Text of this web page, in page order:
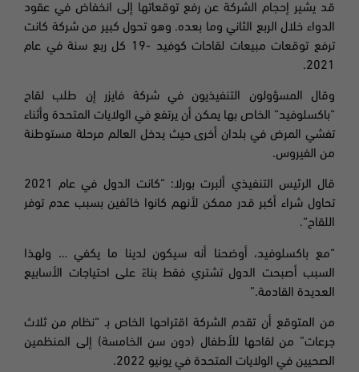
قد يشير إحجام الشركة عن رفع توقعاتها إلى انخفاض في عقود
الدواء خلال الربع الثاني وما بعده. وهو تحول كبير من شركة كانت
ترفع توقعات مبيعات لقاحات كوفيد -19
كل ربع سنة في عام
2021.
وقال المسؤولون التنفيذيون في شركة فايزر إن طلب لقاح
“باكسلوفيد“ الخاص بها يمكن أن يرتفع في الولايات المتحدة وأثناء
تفشي المرض في بلدان أخرى حيث يدخل العالم مرحلة مستوطنة
من الفيروس.
قال الرئيس التنفيذي ألبرت بورلا: “
كانت الدول في عام 2021
تحاول شراء أكبر قدر ممكن لأنهم كانوا خائفين بسبب عدم توفر
اللقاح“.
“مع باكسلوفيد، أوضحنا أنه سيكون لدينا ما يكفي … ولهذا
السبب أصبحت الدول تشتري فقط بناءً على احتياجات الأسابيع
العديدة القادمة.”
من المتوقع أن تقدم الشركة اقتراحها الخاص بـ “نظام من ثلاث
جرعات” من لقاحها للأطفال (دون سن الخامسة) إلى المنظمين
الصحيين في الولايات المتحدة في يونيو 2022.